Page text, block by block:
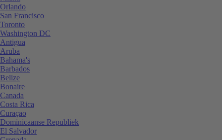
Orlando
San Francisco
Toronto
Washington DC
Antigua
Aruba
Bahama's
Barbados
Belize
Bonaire
Canada
Costa Rica
Curaçao
Dominicaanse Republiek
El Salvador